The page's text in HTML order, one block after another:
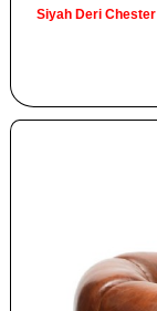
Siyah Deri